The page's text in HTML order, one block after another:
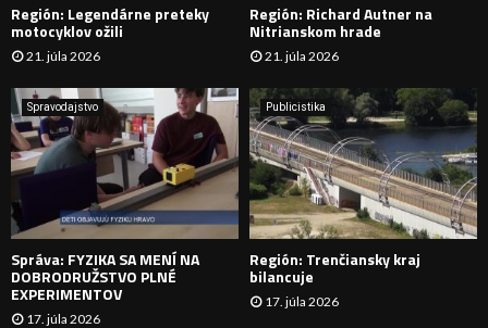
A
N
I
E
Región: Legendárne preteky
motocyklov ožili
21. júla 2026
Región: Richard Autner na
Nitrianskom hrade
21. júla 2026
Spravodajstvo
Správa: FYZIKA SA MENÍ NA
DOBRODRUŽSTVO PLNÉ
EXPERIMENTOV
17. júla 2026
Publicistika
Región: Trenčiansky kraj
bilancuje
17. júla 2026